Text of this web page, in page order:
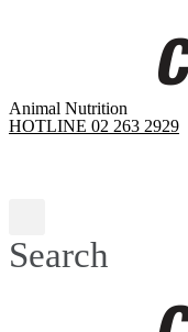
Animal Nutrition
HOTLINE 02 263 2929
Search